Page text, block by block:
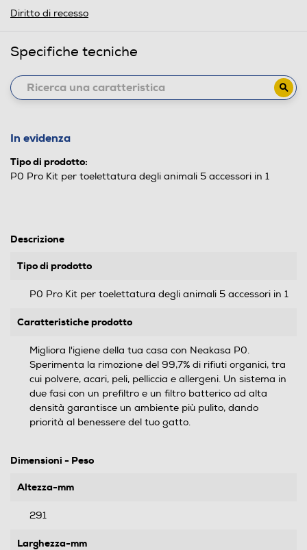
Diritto di recesso
Specifiche tecniche
In evidenza
Tipo di prodotto:
P0 Pro Kit per toelettatura degli animali 5 accessori in 1
Descrizione
Tipo di prodotto
P0 Pro Kit per toelettatura degli animali 5 accessori in 1
Caratteristiche prodotto
Migliora l'igiene della tua casa con Neakasa P0.
Sperimenta la rimozione del 99,7% di rifiuti organici, tra
cui polvere, acari, peli, pelliccia e allergeni. Un sistema in
due fasi con un prefiltro e un filtro batterico ad alta
densità garantisce un ambiente più pulito, dando
priorità al benessere del tuo gatto.
Dimensioni - Peso
Altezza-mm
291
Larghezza-mm